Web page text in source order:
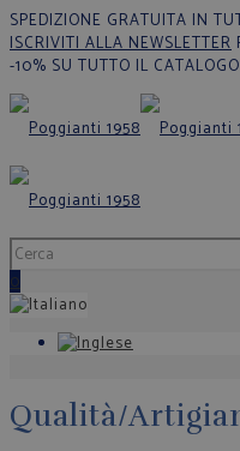
SPEDIZIONE GRATUITA IN
ISCRIVITI ALLA NEWSLETTER
-10% SU TUTTO IL CATALOGO
0
Qualità/